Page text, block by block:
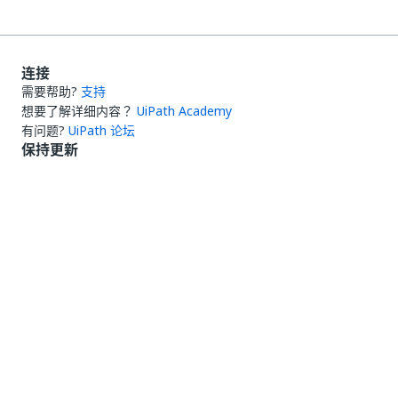
连接
需要帮助? 支持
想要了解详细内容？ UiPath Academy
有问题? UiPath 论坛
保持更新